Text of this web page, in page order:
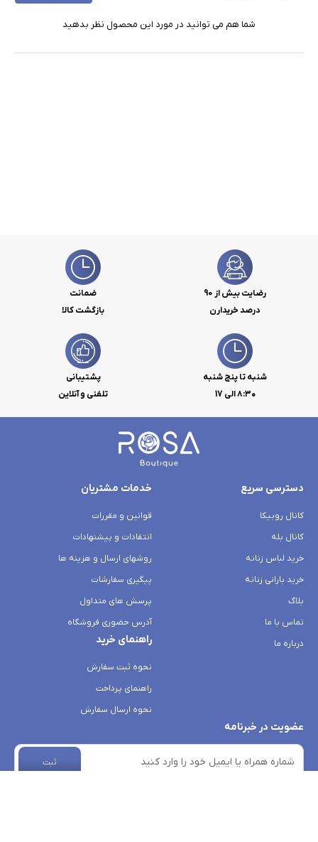
شما هم می توانید در مورد این محصول نظر بدهید
رضایت بیش از 90
درصد خریدارن
ضمانت
بازگشت کالا
شنبه تا پنج شنبه
۸:۳۰ الی 17
پشتیبانی
تلفنی و آنلاین
دسترسی سریع
کانال روبیکا
کانال بله
خرید لباس زنانه
خرید بارانی زنانه
بلاگ
تماس با ما
درباره ما
خدمات مشتریان
قوانین و مقررات
انتقادات و پیشنهادات
روشهای ارسال و هزینه ها
پیگیری سفارشات
پرسش های متداول
آدرس حضوری فروشگاه
راهنمای خرید
نحوه ثبت سفارش
راهنمای پرداخت
نحوه ارسال سفارش
عضویت در خبرنامه
ثبت